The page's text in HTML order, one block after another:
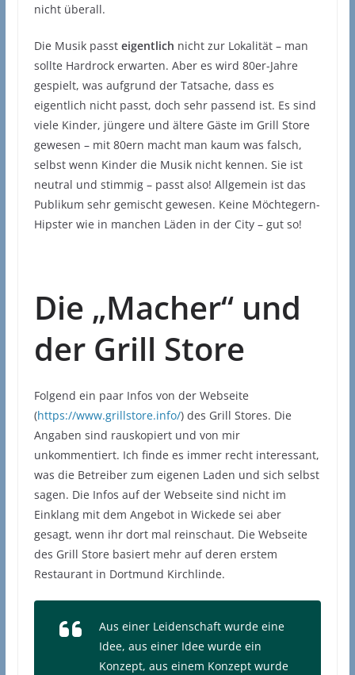
nicht überall.
Die Musik passt eigentlich nicht zur Lokalität – man
sollte Hardrock erwarten. Aber es wird 80er-Jahre
gespielt, was aufgrund der Tatsache, dass es
eigentlich nicht passt, doch sehr passend ist. Es sind
viele Kinder, jüngere und ältere Gäste im Grill Store
gewesen – mit 80ern macht man kaum was falsch,
selbst wenn Kinder die Musik nicht kennen. Sie ist
neutral und stimmig – passt also! Allgemein ist das
Publikum sehr gemischt gewesen. Keine Möchtegern-
Hipster wie in manchen Läden in der City – gut so!
Die „Macher“ und
der Grill Store
Folgend ein paar Infos von der Webseite
(https://www.grillstore.info/) des Grill Stores. Die
Angaben sind rauskopiert und von mir
unkommentiert. Ich finde es immer recht interessant,
was die Betreiber zum eigenen Laden und sich selbst
sagen. Die Infos auf der Webseite sind nicht im
Einklang mit dem Angebot in Wickede sei aber
gesagt, wenn ihr dort mal reinschaut. Die Webseite
des Grill Store basiert mehr auf deren erstem
Restaurant in Dortmund Kirchlinde.
Aus einer Leidenschaft wurde eine
Idee, aus einer Idee wurde ein
Konzept, aus einem Konzept wurde